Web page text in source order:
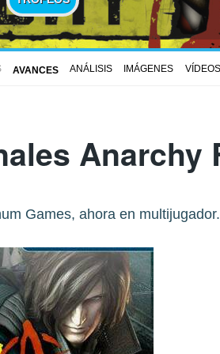
AVANCES ANÁLISIS IMÁGENES VÍDEOS
Anarchy
Games, ahora en multijugador.